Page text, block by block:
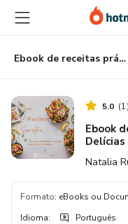
para
conteúdo
principal
para
pagamento
para
rodapé
Ebook de receitas práticas e simples: Delícias sem lactose, doces, veganas, vegetarianas e sem glúten.
5.0 (1)
Ebook
Natalia
Formato: eBooks ou
Idioma: Português